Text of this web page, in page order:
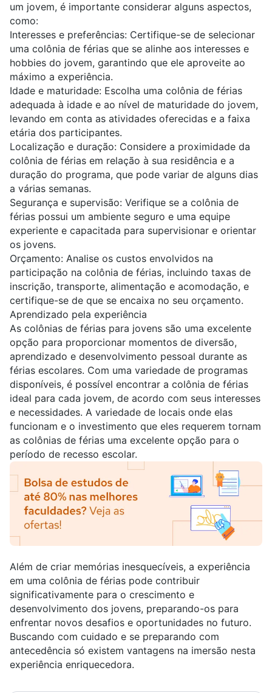
um jovem, é importante considerar alguns aspectos,
como:
Interesses e preferências: Certifique-se de selecionar
uma colônia de férias que se alinhe aos interesses e
hobbies do jovem, garantindo que ele aproveite ao
máximo a experiência.
Idade e maturidade: Escolha uma colônia de férias
adequada à idade e ao nível de maturidade do jovem,
levando em conta as atividades oferecidas e a faixa
etária dos participantes.
Localização e duração: Considere a proximidade da
colônia de férias em relação à sua residência e a
duração do programa, que pode variar de alguns dias
a várias semanas.
Segurança e supervisão: Verifique se a colônia de
férias possui um ambiente seguro e uma equipe
experiente e capacitada para supervisionar e orientar
os jovens.
Orçamento: Analise os custos envolvidos na
participação na colônia de férias, incluindo taxas de
inscrição, transporte, alimentação e acomodação, e
certifique-se de que se encaixa no seu orçamento.
Aprendizado pela experiência
As colônias de férias para jovens são uma excelente
opção para proporcionar momentos de diversão,
aprendizado e desenvolvimento pessoal durante as
férias escolares. Com uma variedade de programas
disponíveis, é possível encontrar a colônia de férias
ideal para cada jovem, de acordo com seus interesses
e necessidades. A variedade de locais onde elas
funcionam e o investimento que eles requerem tornam
as colônias de férias uma excelente opção para o
período de recesso escolar.
Além de criar memórias inesquecíveis, a experiência
em uma colônia de férias pode contribuir
significativamente para o crescimento e
desenvolvimento dos jovens, preparando-os para
enfrentar novos desafios e oportunidades no futuro.
Buscando com cuidado e se preparando com
antecedência só existem vantagens na imersão nesta
experiência enriquecedora.